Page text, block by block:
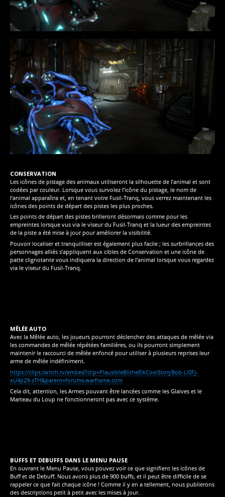
CONSERVATION
Les icônes de pistage des animaux utiliseront la silhouette de l’animal et sont
codées par couleur. Lorsque vous survolez l’icône du pistage, le nom de
l’animal apparaîtra et, en tenant votre Fusil-Tranq, vous verrez maintenant les
icônes des points de départ des pistes les plus proches.
Les points de départ des pistes brilleront désormais comme pour les
empreintes lorsque vus via le viseur du Fusil-Tranq et la lueur des empreintes
de la piste a été mise à jour pour améliorer la visibilité.
Pouvoir localiser et tranquilliser est également plus facile ; les surbrillances des
personnages alliés s’appliquent aux cibles de Conservation et une icône de
patte clignotante vous indiquera la direction de l’animal lorsque vous regardez
via le viseur du Fusil-Tranq.
MÊLÉE AUTO
Avec la Mêlée auto, les joueurs pourront déclencher des attaques de mêlée via
les commandes de mêlée répétées familières, ou ils pourront simplement
maintenir le raccourci de mêlée enfoncé pour utiliser à plusieurs reprises leur
arme de mêlée indéfiniment.
https://clips.twitch.tv/embed?clip=PlausibleBlitheElkCoolStoryBob-Ll0Fj-
xU4p29-sTH&parent=forums.warframe.com
Cela dit, attention, les Armes pouvant être lancées comme les Glaives et le
Marteau du Loup ne fonctionneront pas avec ce système.
BUFFS ET DEBUFFS DANS LE MENU PAUSE
En ouvrant le Menu Pause, vous pouvez voir ce que signifient les icônes de
Buff et de Debuff. Nous avons plus de 900 buffs, et il peut être difficile de se
rappeler ce que fait chaque icône ! Comme il y en a tellement, nous publierons
des descriptions petit à petit avec les mises à jour.